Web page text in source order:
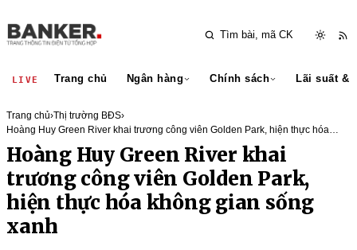
LIVE Trang chủ Ngân hàng Chính sách Lãi suất &
Trang chủ›Thị trường BĐS›
Hoàng Huy Green River khai trương công viên Golden Park, hiện thực hóa
không gian sống xanh
Hoàng Huy Green River khai
trương công viên Golden Park,
hiện thực hóa không gian sống
xanh